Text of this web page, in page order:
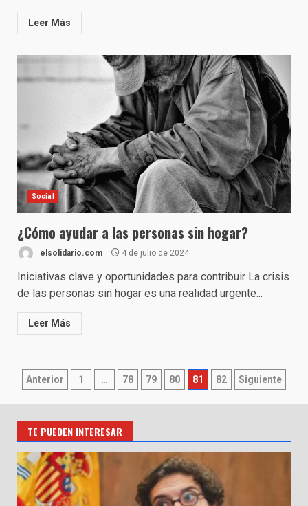
Leer Más
Social
¿Cómo ayudar a las personas sin hogar?
elsolidario.com 4 de julio de 2024
Iniciativas clave y oportunidades para contribuir La crisis
de las personas sin hogar es una realidad urgente...
Leer Más
Paginación
de
entradas
Anterior 1 … 78 79 80 81 82 Siguiente
TE PUEDEN INTERESAR